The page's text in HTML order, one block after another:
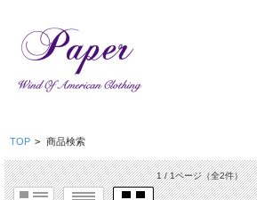
TOP > 商品検索
1 / 1ページ（全2件）